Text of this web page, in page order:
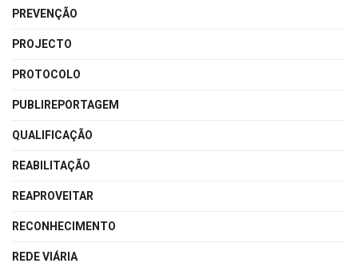
PREVENÇÃO
PROJECTO
PROTOCOLO
PUBLIREPORTAGEM
QUALIFICAÇÃO
REABILITAÇÃO
REAPROVEITAR
RECONHECIMENTO
REDE VIÁRIA